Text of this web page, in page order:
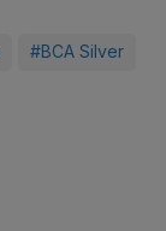
#BCA Silver